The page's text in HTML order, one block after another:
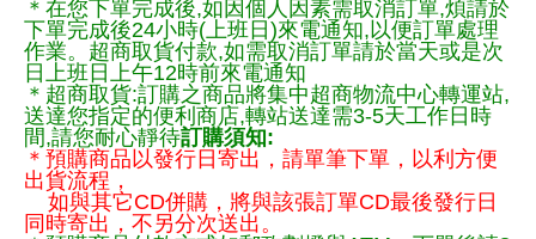
＊在您下單完成後,如因個人因素需取消訂單,煩請於
下單完成後24小時(上班日)來電通知,以便訂單處理
作業。超商取貨付款,如需取消訂單請於當天或是次
日上班日上午12時前來電通知
＊超商取貨:訂購之商品將集中超商物流中心轉運站,
送達您指定的便利商店,轉站送達需3-5天工作日時
間,請您耐心靜待訂購須知:
＊預購商品以發行日寄出，請單筆下單，以利方便
出貨流程，
如與其它CD併購，將與該張訂單CD最後發行日
同時寄出，不另分次送出。